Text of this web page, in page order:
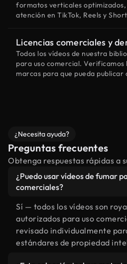
formatos verticales
atención en TikTok, Reels y
Licencias comerciales y
Todos los vídeos de nuestra
para uso comercial. Verificamos
marcas para que pueda
¿Necesita ayuda?
Preguntas frecuentes
Obtenga respuestas rápidas a
¿Puedo usar vídeos de fumar
comerciales?
Sí — todos los vídeos son
autorizados para uso
revisado individualmente
estándares de propiedad